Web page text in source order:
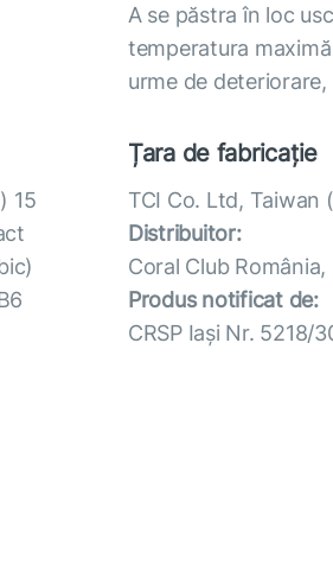
A se păstra în loc
temperatura
urme de
15
Țara de fabricație
TCI Co. Ltd, Taiwan
Distribuitor:
Coral Club
Produs notificat de:
CRSP Iași Nr. 5218/